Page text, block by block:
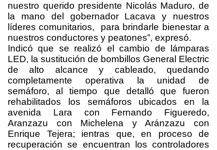
nuestro querido presidente Nicolás Maduro, de
la mano del gobernador Lacava y nuestros
líderes comunitarios, para brindarle bienestar a
nuestros conductores y peatones”, expresó.
Indicó que se realizó el cambio de lámparas
LED, la sustitución de bombillos General Electric
de alto alcance y cableado, quedando
completamente operativa la unidad de
semáforo, al tiempo que detalló que fueron
rehabilitados los semáforos ubicados en la
avenida Lara con Fernando Figueredo,
Aranzazu con Michelena y Aránzazu con
Enrique Tejera; ientras que, en proceso de
recuperación se encuentran los controladores